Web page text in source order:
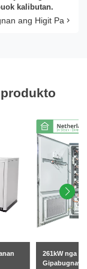
kalibutan.
ang Higit Pa
sa BESS nga
sa Likido